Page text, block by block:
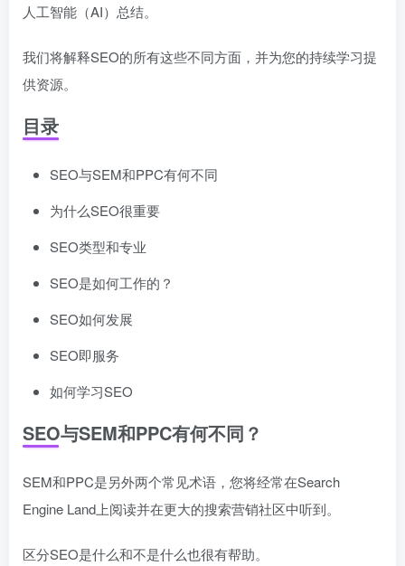
人工智能（AI）总结。
我们将解释SEO的所有这些不同方面，并为您的持续学习提
供资源。
目录
SEO与SEM和PPC有何不同
为什么SEO很重要
SEO类型和专业
SEO是如何工作的？
SEO如何发展
SEO即服务
如何学习SEO
SEO与SEM和PPC有何不同？
SEM和PPC是另外两个常见术语，您将经常在Search
Engine Land上阅读并在更大的搜索营销社区中听到。
区分SEO是什么和不是什么也很有帮助。